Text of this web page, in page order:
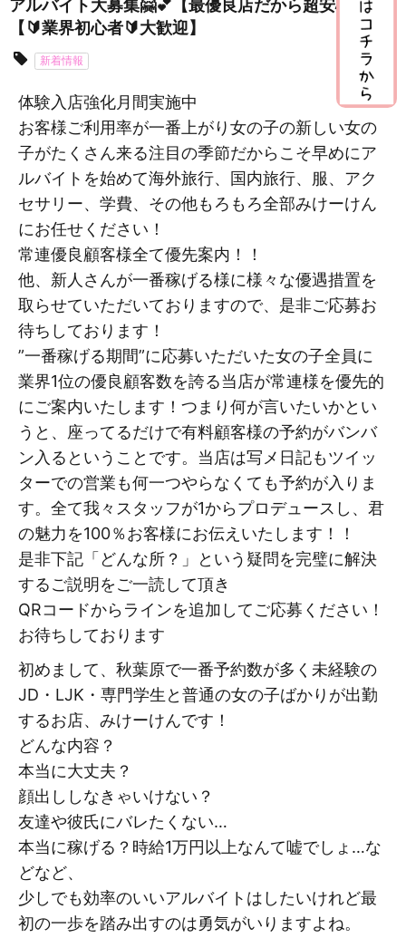
アルバイト大募集🤗💕【最優良店だから超安心🎶】
【🔰業界初心者🔰大歓迎】
新着情報
体験入店強化月間実施中
お客様ご利用率が一番上がり女の子の新しい女の
子がたくさん来る注目の季節だからこそ早めにア
ルバイトを始めて海外旅行、国内旅行、服、アク
セサリー、学費、その他もろもろ全部みけーけん
にお任せください！
常連優良顧客様全て優先案内！！
他、新人さんが一番稼げる様に様々な優遇措置を
取らせていただいておりますので、是非ご応募お
待ちしております！
”一番稼げる期間”に応募いただいた女の子全員に
業界1位の優良顧客数を誇る当店が常連様を優先的
にご案内いたします！つまり何が言いたいかとい
うと、座ってるだけで有料顧客様の予約がバンバ
ン入るということです。当店は写メ日記もツイッ
ターでの営業も何一つやらなくても予約が入りま
す。全て我々スタッフが1からプロデュースし、君
の魅力を100％お客様にお伝えいたします！！
是非下記「どんな所？」という疑問を完璧に解決
するご説明をご一読して頂き
QRコードからラインを追加してご応募ください！
お待ちしております
初めまして、秋葉原で一番予約数が多く未経験の
JD・LJK・専門学生と普通の女の子ばかりが出勤
するお店、みけーけんです！
どんな内容？
本当に大丈夫？
顔出ししなきゃいけない？
友達や彼氏にバレたくない…
本当に稼げる？時給1万円以上なんて嘘でしょ…な
どなど、
少しでも効率のいいアルバイトはしたいけれど最
初の一歩を踏み出すのは勇気がいりますよね。